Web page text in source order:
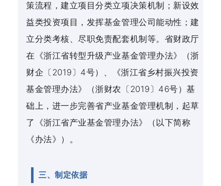
策流程，建立项目分类立项决策机制；新设效
益类投资项目，发挥基金管理公司能动性；建
立分类考核、尽职免责配套机制等。省财政厅
在《浙江省转型升级产业基金管理办法》（浙
财企〔2019〕4号）、《浙江省乡村振兴投资
基金管理办法》（浙财农〔2019〕46号）基
础上，进一步完善省产业基金管理机制，起草
了《浙江省产业基金管理办法》（以下简称
《办法》）。
三、制定依据